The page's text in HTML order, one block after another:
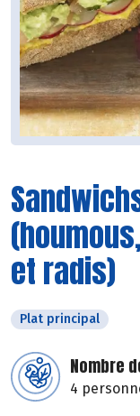
et radis)
Plat principal
Nombre
4